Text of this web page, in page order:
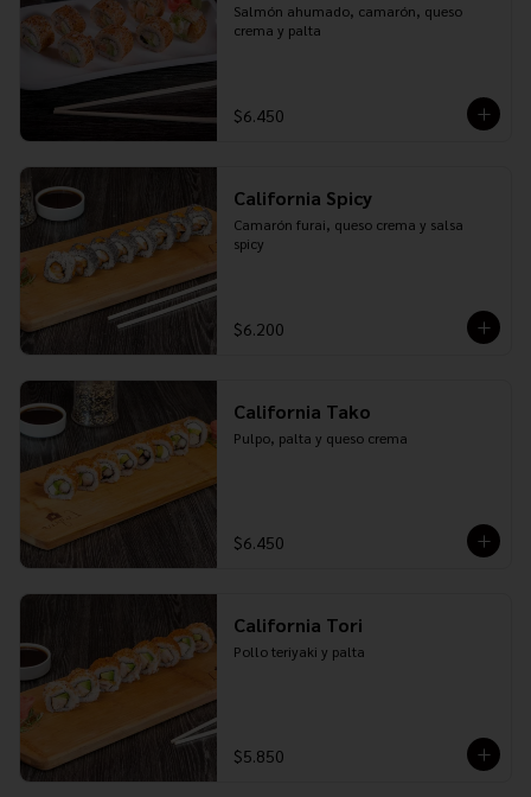
Salmón ahumado, camarón, queso
crema y palta
$6.450
California Spicy
Camarón furai, queso crema y salsa
spicy
$6.200
California Tako
Pulpo, palta y queso crema
$6.450
California Tori
Pollo teriyaki y palta
$5.850